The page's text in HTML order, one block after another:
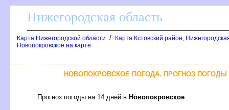
Нижегородская область
Карта Нижегородской области /
Карта Кстовский район,
Новопокровское на карте
НОВОПОКРОВСКОЕ ПОГОДА. ПРОГНОЗ
Прогноз погоды на 14 дней Новопокровское: